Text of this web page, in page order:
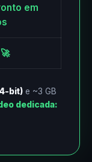
em
bit) e ~3 GB
dedicada: